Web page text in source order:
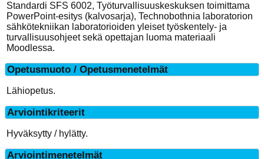
Standardi SFS 6002, Työturvallisuuskeskuksen toimittama
PowerPoint-esitys (kalvosarja), Technobothnia laboratorion
sähkötekniikan laboratorioiden yleiset työskentely- ja
turvallisuusohjeet sekä opettajan luoma materiaali
Moodlessa.
Opetusmuoto / Opetusmenetelmät
Lähiopetus.
Arviointikriteerit
Hyväksytty / hylätty.
Arviointimenetelmät